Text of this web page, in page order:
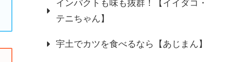
インパクトも味も抜群！【イイダコ・
テニちゃん】
宇土でカツを食べるなら【あじまん】